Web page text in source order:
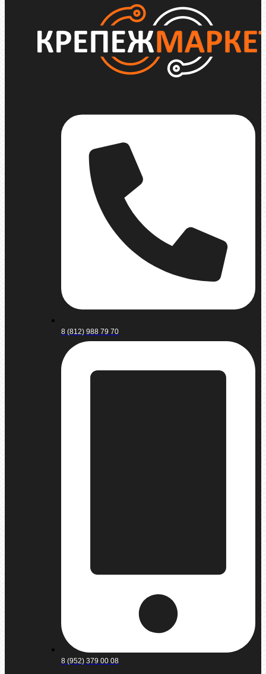
8 (812) 988 79 70
8 (952) 379 00 08